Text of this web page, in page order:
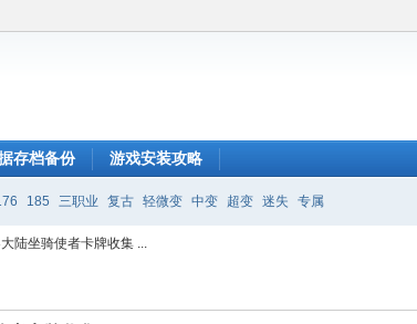
存档备份 游戏安装攻略
185 三职业 复古 轻微变 中变 超变 迷失 专属
陆坐骑使者卡牌收集 ...